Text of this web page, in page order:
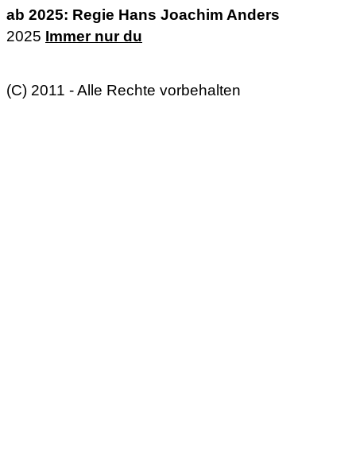
ab 2025: Regie Hans Joachim Anders
2025 Immer nur du
(C) 2011 - Alle Rechte vorbehalten